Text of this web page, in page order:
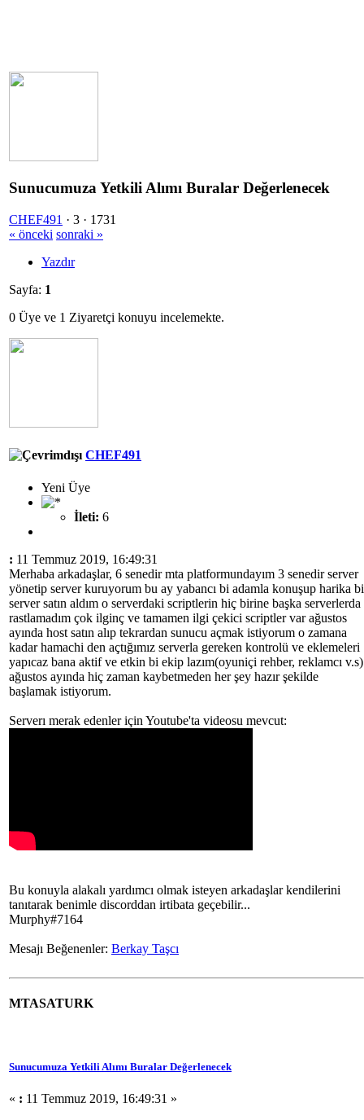
Sunucumuza Yetkili Alımı Buralar Değerlenecek
CHEF491 · 3 · 1731
« önceki sonraki »
Yazdır
Sayfa: 1
0 Üye ve 1 Ziyaretçi konuyu incelemekte.
CHEF491
Yeni Üye
İleti: 6
: 11 Temmuz 2019, 16:49:31
Merhaba arkadaşlar, 6 senedir mta platformundayım 3 senedir server
yönetip server kuruyorum bu ay yabancı bi adamla konuşup harika bi
server satın aldım o serverdaki scriptlerin hiç birine başka serverlerda
rastlamadım çok ilginç ve tamamen ilgi çekici scriptler var ağustos
ayında host satın alıp tekrardan sunucu açmak istiyorum o zamana
kadar hamachi den açtığımız serverla gereken kontrolü ve eklemeleri
yapıcaz bana aktif ve etkin bi ekip lazım(oyuniçi rehber, reklamcı v.s)
ağustos ayında hiç zaman kaybetmeden her şey hazır şekilde
başlamak istiyorum.
Serverı merak edenler için Youtube'ta videosu mevcut:
Bu konuyla alakalı yardımcı olmak isteyen arkadaşlar kendilerini
tanıtarak benimle discorddan irtibata geçebilir...
Murphy#7164
Mesajı Beğenenler: Berkay Taşcı
MTASATURK
Sunucumuza Yetkili Alımı Buralar Değerlenecek
« : 11 Temmuz 2019, 16:49:31 »